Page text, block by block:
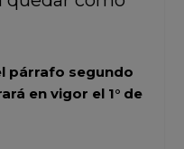
párrafo segundo
en vigor el 1° de